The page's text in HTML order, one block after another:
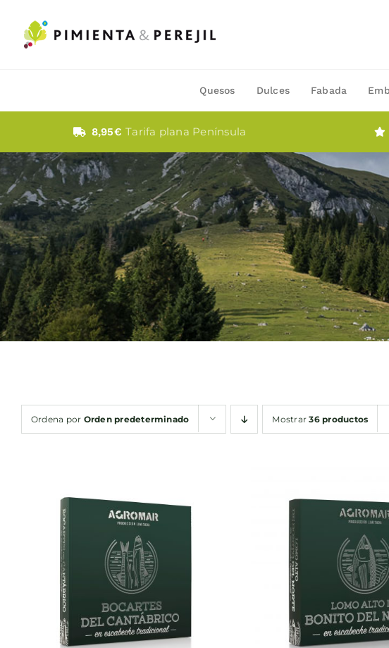
contenido
Quesos Dulces Fabada
8,95€Tarifa plana Península
Ordena por Orden predeterminado Mostrar36 productos
AÑADIR AL CARRITO
QUICK VIEW
AÑADIR AL
QUICK VIEW